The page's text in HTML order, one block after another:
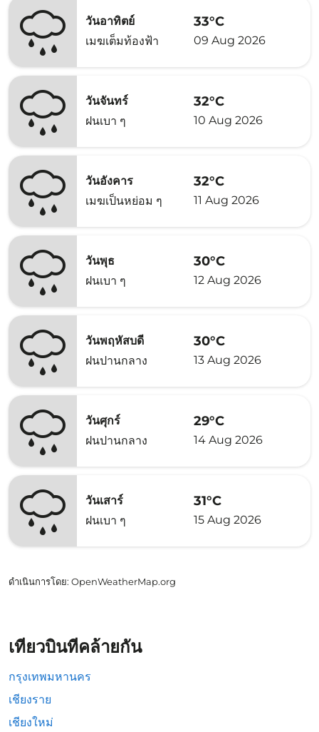
วันอาทิตย์
เมฆเต็มท้องฟ้า
33°C
09 Aug 2026
วันจันทร์
ฝนเบา ๆ
32°C
10 Aug 2026
วันอังคาร
เมฆเป็นหย่อม ๆ
32°C
11 Aug 2026
วันพุธ
ฝนเบา ๆ
30°C
12 Aug 2026
วันพฤหัสบดี
ฝนปานกลาง
30°C
13 Aug 2026
วันศุกร์
ฝนปานกลาง
29°C
14 Aug 2026
วันเสาร์
ฝนเบา ๆ
31°C
15 Aug 2026
ดำเนินการโดย: OpenWeatherMap.org
เที่ยวบินที่คล้ายกัน
กรุงเทพมหานคร
เชียงราย
เชียงใหม่